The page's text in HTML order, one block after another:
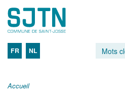
FR NL
Accueil